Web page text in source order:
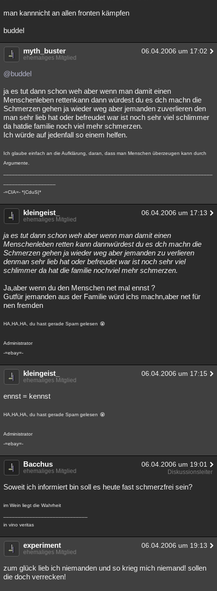
man kannnicht an allen fronten kämpfen
buddel
myth_buster 06.04.2006 um 17:02
ehemaliges Mitglied
@buddel
ja es tut dann schon weh aber wenn man damit einen
Menschenleben rettenkann dann würdest du es dch machn die
Schmerzen gehen ja wieder weg aber jemanden zuverlieren den
man sehr lieb hat oder befreudet war ist noch sehr viel schlimmer
da hatdie familie noch viel mehr schmerzen.
Ich würde auf jedenfall so einem helfen.
Ich glaube einfach an die Aufklärung, daran, dass man Menschen überzeugen kann durch
Argumente.
-=CIA=- *|CduS|*
kleingeist_ 06.04.2006 um 17:13
ehemaliges Mitglied
ja es tut dann schon weh aber wenn man damit einen
Menschenleben retten kann dannwürdest du es dch machn die
Schmerzen gehen ja wieder weg aber jemanden zu verlieren
denman sehr lieb hat oder befreudet war ist noch sehr viel
schlimmer da hat die familie nochviel mehr schmerzen.
Ja,aber wenn du den Menschen net mal ennst ?
Gutfür jemanden aus der Familie würd ichs machn,aber net für
nen fremden
HA,HA,HA, du hast gerade Spam gelesen
Administrator
-=ebay=-
kleingeist_ 06.04.2006 um 17:15
ehemaliges Mitglied
ennst = kennst
HA,HA,HA, du hast gerade Spam gelesen
Administrator
-=ebay=-
Bacchus 06.04.2006 um 19:01
ehemaliges Mitglied Diskussionsleiter
Soweit ich informiert bin soll es heute fast schmerzfrei sein?
im Wein liegt die Wahrheit
in vino veritas
experiment 06.04.2006 um 19:13
ehemaliges Mitglied
zum glück lieb ich niemanden und so krieg mich niemand! sollen
die doch verrecken!